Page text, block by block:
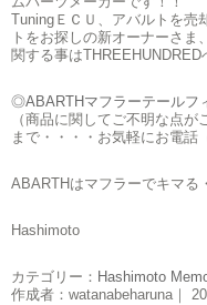
TuningＥＣＵ、アバルトを売
トをお探しの新オーナーさ
関する事はTHREEHUNDRED
◎ABARTHマフラーテールフ
（商品に関してご不明な点
まで・・・・お気軽にお電話
ABARTHはマフラーでキマる
Hashimoto
カテゴリー： Hashimoto
作成者：watanabeharuna｜